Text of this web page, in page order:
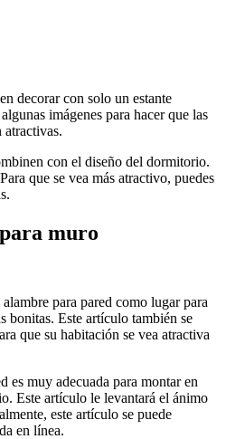
decorar con solo un estante
imágenes para hacer que las
atractivas.
con el diseño del dormitorio.
que se vea más atractivo, puedes
muro
para pared como lugar para
bonitas. Este artículo también se
que su habitación se vea atractiva
es muy adecuada para montar en
Este artículo le levantará el ánimo
este artículo se puede
en línea.